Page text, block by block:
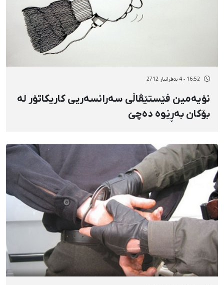
16:52 - 4 بەفرانبار 2712
نۆیەمین فێستێڤاڵی سەرانسەریی كاریكاتۆر لە
بۆكان بەڕێوە دەچێ‌